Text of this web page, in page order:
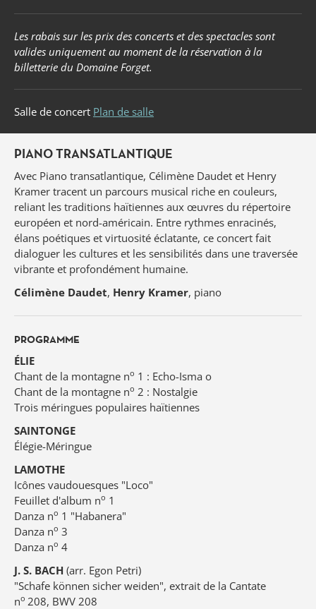
Les rabais sur les prix des concerts et des spectacles sont
valides uniquement au moment de la réservation à la
billetterie du Domaine Forget.
Salle de concert Plan de salle
PIANO TRANSATLANTIQUE
Avec Piano transatlantique, Célimène Daudet et Henry
Kramer tracent un parcours musical riche en couleurs,
reliant les traditions haïtiennes aux œuvres du répertoire
européen et nord-américain. Entre rythmes enracinés,
élans poétiques et virtuosité éclatante, ce concert fait
dialoguer les cultures et les sensibilités dans une traversée
vibrante et profondément humaine.
Célimène Daudet, Henry Kramer, piano
PROGRAMME
ÉLIE
Chant de la montagne no 1 : Echo-Isma o
Chant de la montagne no 2 : Nostalgie
Trois méringues populaires haïtiennes
SAINTONGE
Élégie-Méringue
LAMOTHE
Icônes vaudouesques "Loco"
Feuillet d'album no 1
Danza no 1 "Habanera"
Danza no 3
Danza no 4
J. S. BACH (arr. Egon Petri)
"Schafe können sicher weiden", extrait de la Cantate
no 208, BWV 208